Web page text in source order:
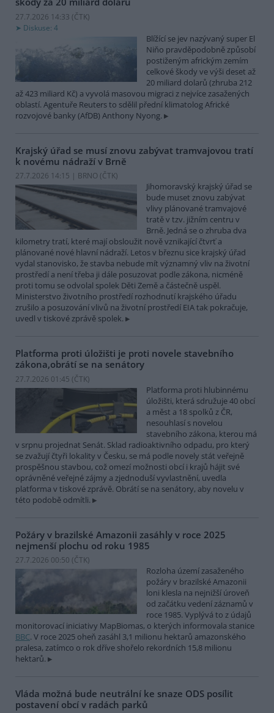
27.7.2026 14:33 (ČTK)
Diskuse: 4
Blížící se jev nazývaný super El
Niňo pravděpodobně způsobí
postiženým africkým zemím
celkové škody ve výši deset až
20 miliard dolarů (zhruba 212
až 423 miliard Kč) a vyvolá masovou migraci z nejvíce zasažených
oblastí. Agentuře Reuters to sdělil přední klimatolog Africké
rozvojové banky (AfDB) Anthony Nyong.
Krajský úřad se musí znovu zabývat tramvajovou tratí
k novému nádraží v Brně
27.7.2026 14:15 | BRNO (ČTK)
Jihomoravský krajský úřad se
bude muset znovu zabývat
vlivy plánované tramvajové
tratě v tzv. jižním centru v
Brně. Jedná se o zhruba dva
kilometry tratí, které mají obsloužit nově vznikající čtvrť a
plánované nové hlavní nádraží. Letos v březnu sice krajský úřad
vydal stanovisko, že stavba nebude mít významný vliv na životní
prostředí a není třeba ji dále posuzovat podle zákona, nicméně
proti tomu se odvolal spolek Děti Země a částečně uspěl.
Ministerstvo životního prostředí rozhodnutí krajského úřadu
zrušilo a posuzování vlivů na životní prostředí EIA tak pokračuje,
uvedl v tiskové zprávě spolek.
Platforma proti úložišti je proti novele stavebního
zákona,obrátí se na senátory
27.7.2026 01:45 (ČTK)
Platforma proti hlubinnému
úložišti, která sdružuje 40 obcí
a měst a 18 spolků z ČR,
nesouhlasí s novelou
stavebního zákona, kterou má
v srpnu projednat Senát. Sklad radioaktivního odpadu, pro který
se zvažují čtyři lokality v Česku, se má podle novely stát veřejně
prospěšnou stavbou, což omezí možnosti obcí i krajů hájit své
oprávněné veřejné zájmy a zjednoduší vyvlastnění, uvedla
platforma v tiskové zprávě. Obrátí se na senátory, aby novelu v
této podobě odmítli.
Požáry v brazilské Amazonii zasáhly v roce 2025
nejmenší plochu od roku 1985
27.7.2026 00:50 (ČTK)
Rozloha území zasaženého
požáry v brazilské Amazonii
loni klesla na nejnižší úroveň
od začátku vedení záznamů v
roce 1985. Vyplývá to z údajů
monitorovací iniciativy MapBiomas, o kterých informovala stanice
BBC. V roce 2025 oheň zasáhl 3,1 milionu hektarů amazonského
pralesa, zatímco o rok dříve shořelo rekordních 15,8 milionu
hektarů.
Vláda možná bude neutrální ke snaze ODS posílit
postavení obcí v radách parků